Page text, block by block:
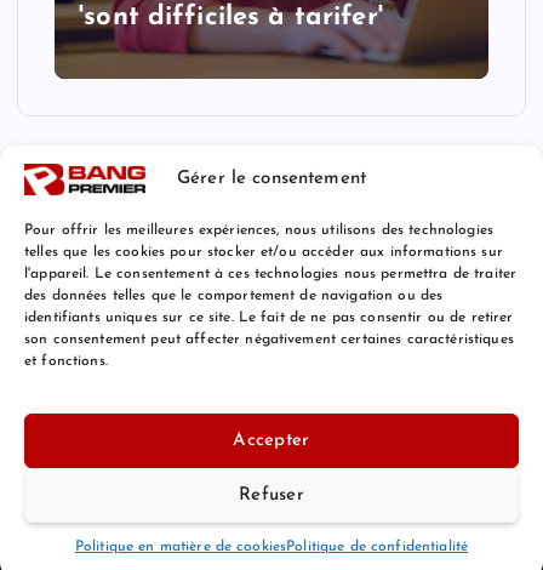
Gérer le consentement
Pour offrir les meilleures expériences, nous utilisons des technologies
telles que les cookies pour stocker et/ou accéder aux informations sur
l'appareil. Le consentement à ces technologies nous permettra de traiter
des données telles que le comportement de navigation ou des
identifiants uniques sur ce site. Le fait de ne pas consentir ou de retirer
son consentement peut affecter négativement certaines caractéristiques
et fonctions.
Accepter
Refuser
Politique en matière de cookiesPolitique de confidentialité
'sont difficiles à tarifer'
Mentions Légales